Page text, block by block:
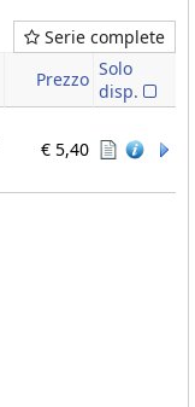
Serie complete
Prezzo Solo
disp.
€ 5,40